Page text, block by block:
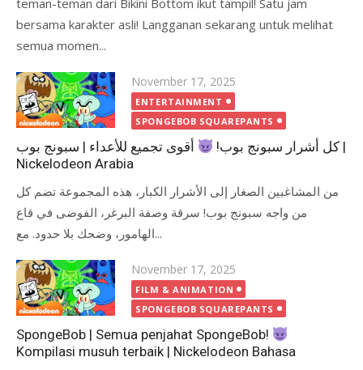
teman-teman dari Bikini Bottom ikut tampil! Satu jam
bersama karakter asli! Langganan sekarang untuk melihat
semua momen...
Posted
on
November 17, 2025
ENTERTAINMENT
SPONGEBOB SQUAREPANTS
كل أشرار سبونج بوب!
أقوى تجميع للأعداء | سبونج بوب |
Nickelodeon Arabia
من المشاغبين الصغار إلى الأشرار الكبار، هذه المجموعة تضم كل
من واجه سبونج بوب! سرقة وصفة البرغر، الفوضى في قاع
الهامور، وضحك بلا حدود. مع...
Posted
on
November 17, 2025
FILM & ANIMATION
SPONGEBOB SQUAREPANTS
SpongeBob | Semua penjahat SpongeBob!
Kompilasi musuh terbaik | Nickelodeon Bahasa